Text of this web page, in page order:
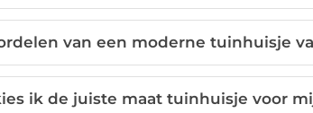
van een moderne tuinhuisje
ik de juiste maat tuinhuisje voor